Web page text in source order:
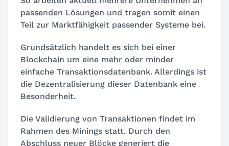
passenden Lösungen und tragen somit einen
Teil zur Marktfähigkeit passender Systeme bei.
Grundsätzlich handelt es sich bei einer
Blockchain um eine mehr oder minder
einfache Transaktionsdatenbank. Allerdings ist
die Dezentralisierung dieser Datenbank eine
Besonderheit.
Die Validierung von Transaktionen findet im
Rahmen des Minings statt. Durch den
Abschluss neuer Blöcke generiert die